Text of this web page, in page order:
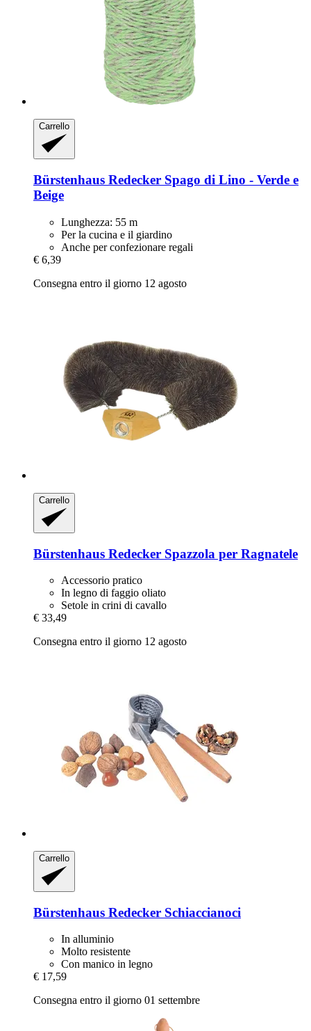
Carrello
Bürstenhaus Redecker Spago di Lino -​ Verde e
Beige
Lunghezza: 55 m
Per la cucina e il giardino
Anche per confezionare regali
€ 6,39
Consegna entro il giorno 12 agosto
Carrello
Bürstenhaus Redecker Spazzola per Ragnatele
Accessorio pratico
In legno di faggio oliato
Setole in crini di cavallo
€ 33,49
Consegna entro il giorno 12 agosto
Carrello
Bürstenhaus Redecker Schiaccianoci
In alluminio
Molto resistente
Con manico in legno
€ 17,59
Consegna entro il giorno 01 settembre